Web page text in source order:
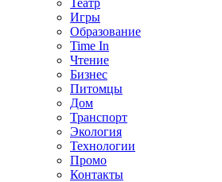
Театр
Игры
Образование
Time In
Чтение
Бизнес
Питомцы
Дом
Транспорт
Экология
Технологии
Промо
Контакты